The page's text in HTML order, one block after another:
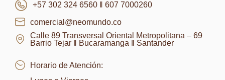
+57 302 324 6560 ‖ 607 7000260
comercial@neomundo.co
Calle 89 Transversal Oriental Metropolitana – 69
Barrio Tejar ‖ Bucaramanga ‖ Santander
Horario de Atención: